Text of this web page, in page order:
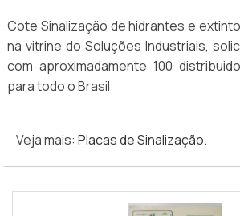
Cote Sinalização de hidrantes e
na vitrine do Soluções Industriais,
com aproximadamente 100
para todo o Brasil
Veja mais: Placas de Sinalização.